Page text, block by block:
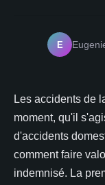
E
Les accidents de
moment, qu'il
d'accidents
comment faire
indemnisé. La